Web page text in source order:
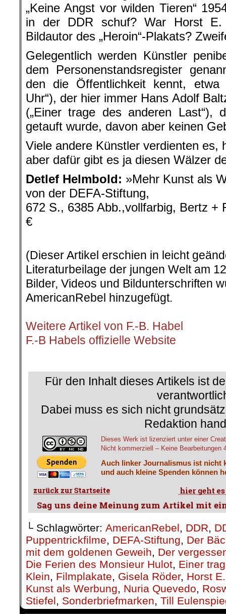
„Keine Angst vor wilden Tieren“
in der DDR schuf? War Horst E.
Bildautor des „Heroin“-Plakats?
Gelegentlich werden Künstler
dem Personenstandsregister
den die Öffentlichkeit kennt, etwa
Uhr“), der hier immer Hans Adolf
(„Einer trage des anderen Last“),
getauft wurde, davon aber keinen
Viele andere Künstler verdienten es,
aber dafür gibt es ja diesen Wälzer
Detlef Helmbold: »Mehr Kunst als
von der DEFA-Stiftung,
672 S., 6385 Abb.,vollfarbig, Bertz +
€
(Dieser Artikel erschien in leicht
Literaturbeilage der jungen Welt am
Bilder, Videos und Bildunterschriften
AmericanRebel hinzugefügt.
Weitere Artikel von F.-B. Habel
F.-B Habels offizielle Website
Für den Inhalt dieses Artikels ist
Dabei muss es sich nicht
Redaktion
Dieses Werk ist lizenziert unter einer
Nicht kommerziell – Keine Bearbeitungen
Auch linker Journalismus ist nicht
und auch kleine Spenden können
└ Schlagwörter: AmericanRebel, DDR,
Puppentrickfilme, DEFA-Stiftung, Der
mit dem goldenen Geweih, Der
Die Ferien des Monsieur Hulot, Einer
Klein, Filmplakate, Gisela Röder, Horst
Kunst als Werbung, Nuria Quevedo,
Stiefel, Sonderbriefmarken, Till